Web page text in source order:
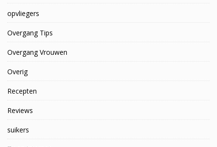
opvliegers
Overgang Tips
Overgang Vrouwen
Overig
Recepten
Reviews
suikers